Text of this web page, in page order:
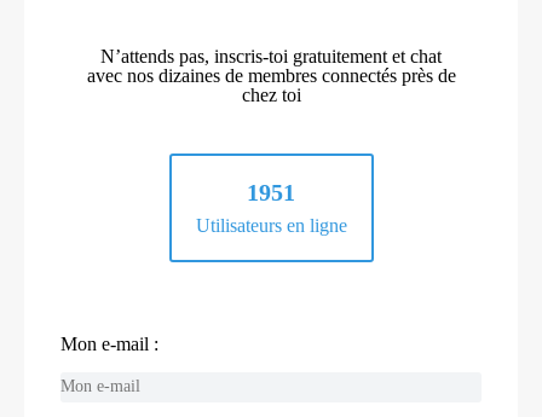
N’attends pas, inscris-toi gratuitement et chat
avec nos dizaines de membres connectés près de
chez toi
1951
Utilisateurs en ligne
Mon e-mail :